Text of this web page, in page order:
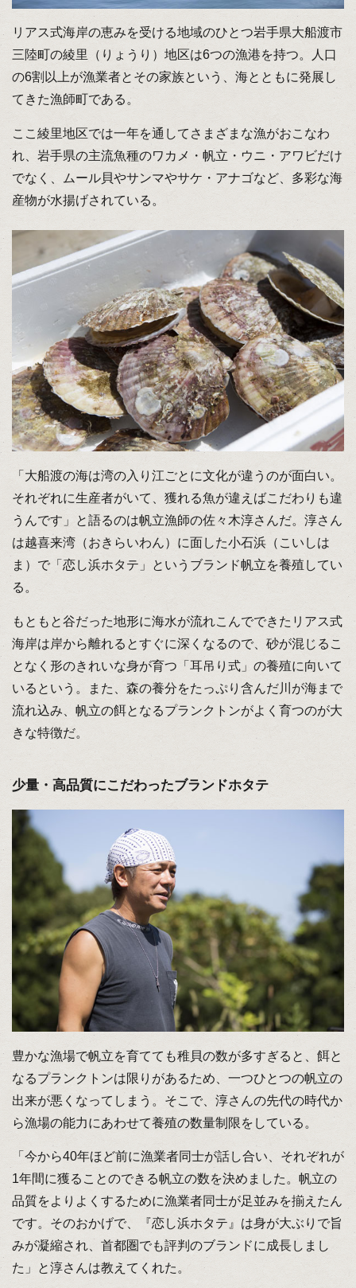
リアス式海岸の恵みを受ける地域のひとつ岩手県大船渡市
三陸町の綾里（りょうり）地区は6つの漁港を持つ。人口
の6割以上が漁業者とその家族という、海とともに発展し
てきた漁師町である。
ここ綾里地区では一年を通してさまざまな漁がおこなわ
れ、岩手県の主流魚種のワカメ・帆立・ウニ・アワビだけ
でなく、ムール貝やサンマやサケ・アナゴなど、多彩な海
産物が水揚げされている。
「大船渡の海は湾の入り江ごとに文化が違うのが面白い。
それぞれに生産者がいて、獲れる魚が違えばこだわりも違
うんです」と語るのは帆立漁師の佐々木淳さんだ。淳さん
は越喜来湾（おきらいわん）に面した小石浜（こいしは
ま）で「恋し浜ホタテ」というブランド帆立を養殖してい
る。
もともと谷だった地形に海水が流れこんでできたリアス式
海岸は岸から離れるとすぐに深くなるので、砂が混じるこ
となく形のきれいな身が育つ「耳吊り式」の養殖に向いて
いるという。また、森の養分をたっぷり含んだ川が海まで
流れ込み、帆立の餌となるプランクトンがよく育つのが大
きな特徴だ。
少量・高品質にこだわったブランドホタテ
豊かな漁場で帆立を育てても稚貝の数が多すぎると、餌と
なるプランクトンは限りがあるため、一つひとつの帆立の
出来が悪くなってしまう。そこで、淳さんの先代の時代か
ら漁場の能力にあわせて養殖の数量制限をしている。
「今から40年ほど前に漁業者同士が話し合い、それぞれが
1年間に獲ることのできる帆立の数を決めました。帆立の
品質をよりよくするために漁業者同士が足並みを揃えたん
です。そのおかげで、『恋し浜ホタテ』は身が大ぶりで旨
みが凝縮され、首都圏でも評判のブランドに成長しまし
た」と淳さんは教えてくれた。